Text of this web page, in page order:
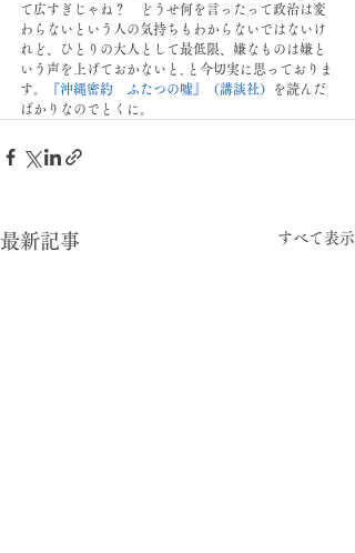
て広すぎじゃね？　どうせ何を言ったって政治は変
わらないという人の気持ちもわからないではないけ
れど、ひとりの大人として最低限、嫌なものは嫌と
いう声を上げておかないと､と今切実に思っておりま
す。
『沖縄密約　ふたつの嘘』（講談社）
を読んだ
ばかりなのでとくに。
最新記事 すべて表示